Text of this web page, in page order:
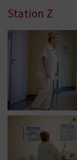
Station Z